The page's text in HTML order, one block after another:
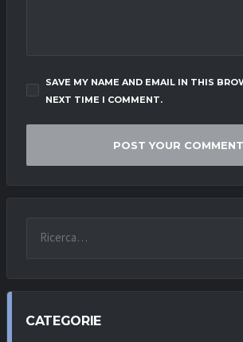
SAVE MY NAME AND EMAIL IN THIS
NEXT TIME I COMMENT.
CATEGORIE